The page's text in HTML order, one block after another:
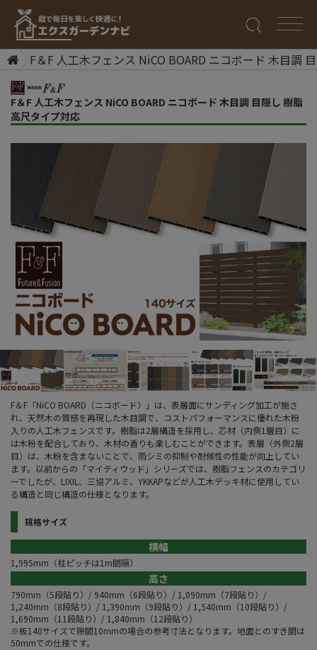
F＆F 人工木フェンス NiCO BOARD ニコボード 木目調
F＆F 人工木フェンス NiCO BOARD ニコボード 木目調 目隠し 樹脂
高尺タイプ対応
F＆F「NiCO BOARD（ニコボード）」は、表層面にサンディング加工が施さ
れ、天然木の質感を再現した木目調で、コストパフォーマンスに優れた木粉
入りの人工木フェンスです。樹脂は2層構造を採用し、芯材（内側1層目）に
は木粉を配合しており、木材の香りも楽しむことができます。表層（外側2層
目）は、木粉を含まないことで、雨シミの抑制や耐候性の性能が向上してい
ます。以前からの「マイティウッド」シリーズでは、樹脂フェンスのカテゴリ
ーでしたが、LIXIL、三協アルミ、YKKAPなどが人工木デッキ材に使用してい
る構造と同じ構造の仕様となります。
規格サイズ
横幅
1,995mm（柱ピッチは1m間隔）
高さ
790mm（5段貼り）/ 940mm（6段貼り）/ 1,090mm（7段貼り）/
1,240mm（8段貼り）/ 1,390mm（9段貼り）/ 1,540mm（10段貼り）/
1,690mm（11段貼り）/ 1,840mm（12段貼り）
※板140サイズで隙間10mmの場合の参考寸法となります。地面とのすき間は
50mmでの仕様です。